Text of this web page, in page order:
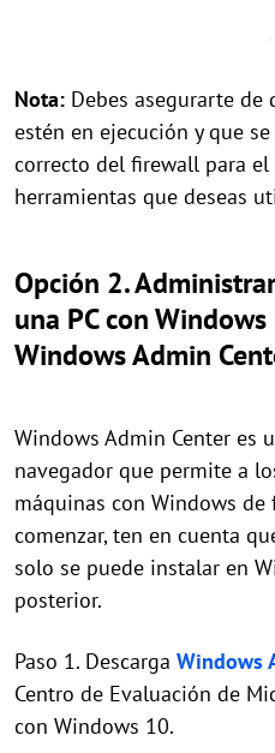
Nota: Debes asegurarte
estén en ejecución y que
correcto del firewall para el
herramientas que deseas
Opción 2.
una PC con
Windows Admin
Windows Admin Center es
navegador que permite a
máquinas con Windows de
comenzar, ten en cuenta
solo se puede instalar en
posterior.
Paso 1. Descarga Windows
Centro de Evaluación de
con Windows 10.